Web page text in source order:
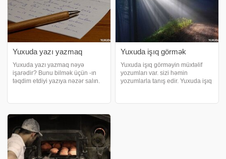
Yuxuda yazı yazmaq
Yuxuda yazı yazmaq nəyə
işarədir? Bunu bilmək üçün -ın
təqdim etdiyi yazıya nəzər salın.
görən insanın xoş xəbər
alacağına və sürpriz hadisələrlə
qarşılaşacağın
Yuxuda işıq görmək
Yuxuda işıq görməyin müxtəlif
yozumları var. sizi həmin
yozumlarla tanış edir. Yuxuda işıq
qovuşacağınızın xəbərçisidir.